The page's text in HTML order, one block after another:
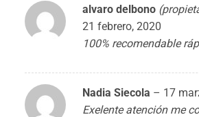
alvaro delbono
21 febrero, 2020
100% recomendable
Nadia Siecola – 17
Exelente atención me